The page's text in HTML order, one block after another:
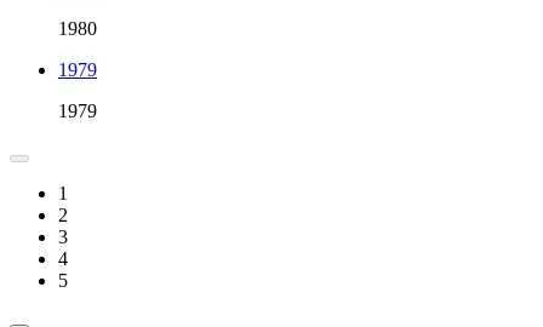
1980
1979
1979
1
2
3
4
5